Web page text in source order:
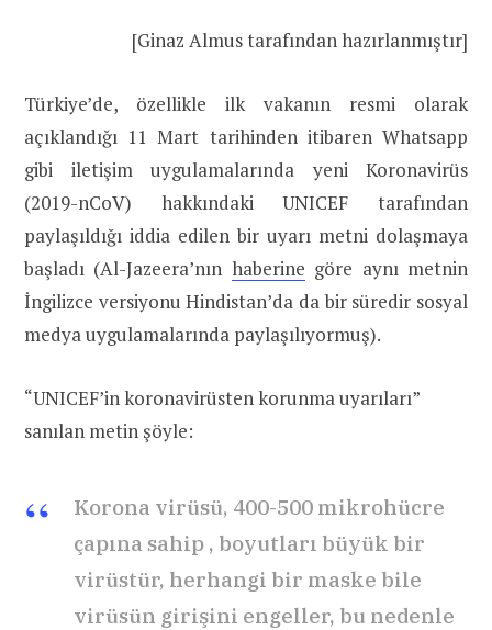
[Ginaz Almus tarafından hazırlanmıştır]
Türkiye’de, özellikle ilk vakanın resmi olarak
açıklandığı 11 Mart tarihinden itibaren Whatsapp
gibi iletişim uygulamalarında yeni Koronavirüs
(2019-nCoV) hakkındaki UNICEF tarafından
paylaşıldığı iddia edilen bir uyarı metni dolaşmaya
başladı (Al-Jazeera’nın haberine göre aynı metnin
İngilizce versiyonu Hindistan’da da bir süredir sosyal
medya uygulamalarında paylaşılıyormuş).
“UNICEF’in koronavirüsten korunma uyarıları”
sanılan metin şöyle:
Korona virüsü, 400-500 mikrohücre
çapına sahip , boyutları büyük bir
virüstür, herhangi bir maske bile
virüsün girişini engeller, bu nedenle